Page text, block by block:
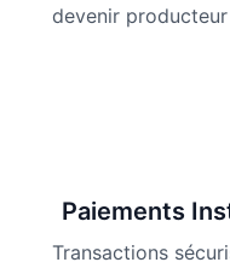
devenir
Paiements
Transactions